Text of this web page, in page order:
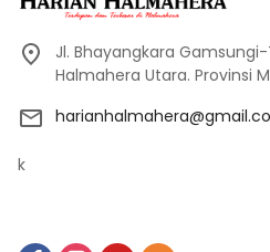
Jl. Bhayangkara
Halmahera Utara. Provinsi
k